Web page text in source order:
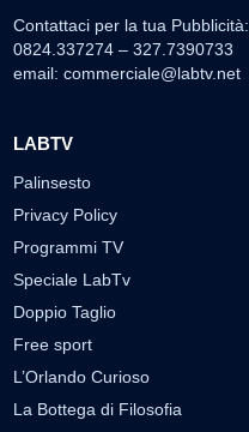
Contattaci per la tua Pubblicità:
0824.337274 – 327.7390733
email: commerciale@labtv.net
LABTV
Palinsesto
Privacy Policy
Programmi TV
Speciale LabTv
Doppio Taglio
Free sport
L’Orlando Curioso
La Bottega di Filosofia